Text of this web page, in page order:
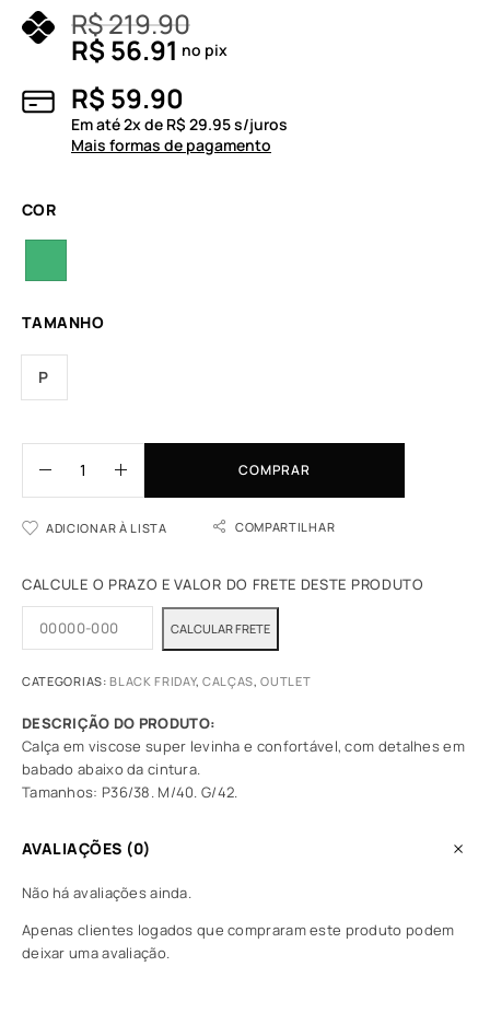
R$219.90
R$ 56.91 no pix
R$ 59.90
Em até2x de R$ 29.95s/juros
Mais formas de pagamento
COR
TAMANHO
P
COMPRAR
ADICIONAR À LISTA COMPARTILHAR
CALCULE O PRAZO E VALOR DO FRETE DESTE PRODUTO
CATEGORIAS:BLACK FRIDAY, CALÇAS,OUTLET
Calça em viscose super levinha e confortável, com detalhes em
babado abaixo da cintura.
Tamanhos: P36/38. M/40. G/42.
AVALIAÇÕES (0)
Não há avaliações ainda.
Apenas clientes logados que compraram este produto podem
deixar uma avaliação.